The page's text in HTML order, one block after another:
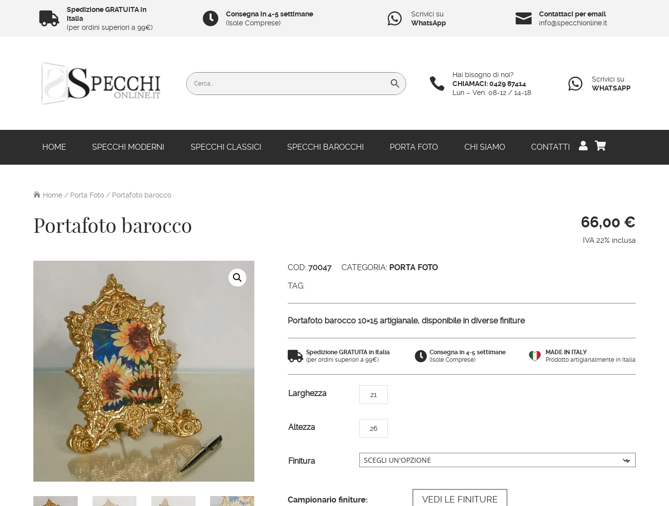

Spedizione GRATUITA in
Italia
(per ordini superiori a 99€)

Consegna in 4-5 settimane
(Isole Comprese)

Scrivici su
WhatsApp

Contattaci per email
info@specchionline.it

Hai bisogno di noi?
CHIAMACI: 0429 87414
Lun – Ven: 08-12 / 14-18

Scrivici su
WHATSAPP
HOME SPECCHI MODERNI SPECCHI CLASSICI SPECCHI BAROCCHI PORTA FOTO CHI SIAMO CONTATTI  
Home / Porta Foto / Portafoto barocco
Portafoto barocco 66,00 €
IVA 22% inclusa
COD: 70047 CATEGORIA: PORTA FOTO
TAG:
Portafoto barocco 10×15 artigianale, disponibile in diverse finiture
 Spedizione GRATUITA in Italia
(per ordini superiori a 99€)
 Consegna in 4-5 settimane
(Isole Comprese)
MADE IN ITALY
Prodotto artigianalmente in Italia
Larghezza 21
Altezza 26
Finitura
Campionario finiture: VEDI LE FINITURE
A
e
n
i